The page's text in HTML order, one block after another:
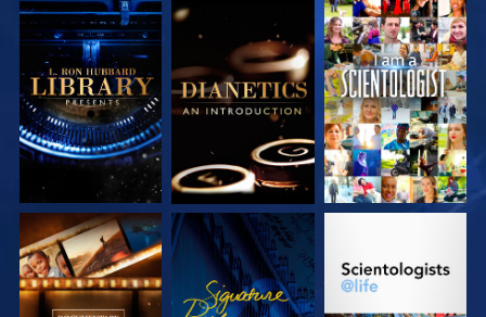
DÉCOUVRIR LES
SÉRIES
DÉCOUVRIR LES
SÉRIES
REGARDER
DÉCOUVRIR LES
SÉRIES
REGARDER
DÉCOUVRIR LES